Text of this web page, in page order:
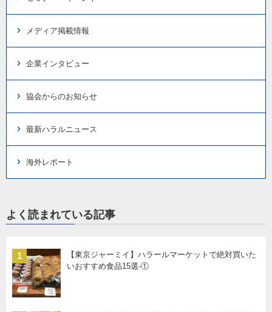
メディア掲載情報
企業インタビュー
協会からのお知らせ
最新ハラルニュース
海外レポート
よく読まれている記事
1
【東京ジャーミイ】ハラールマーケットで絶対買いた
いおすすめ食品15選-①